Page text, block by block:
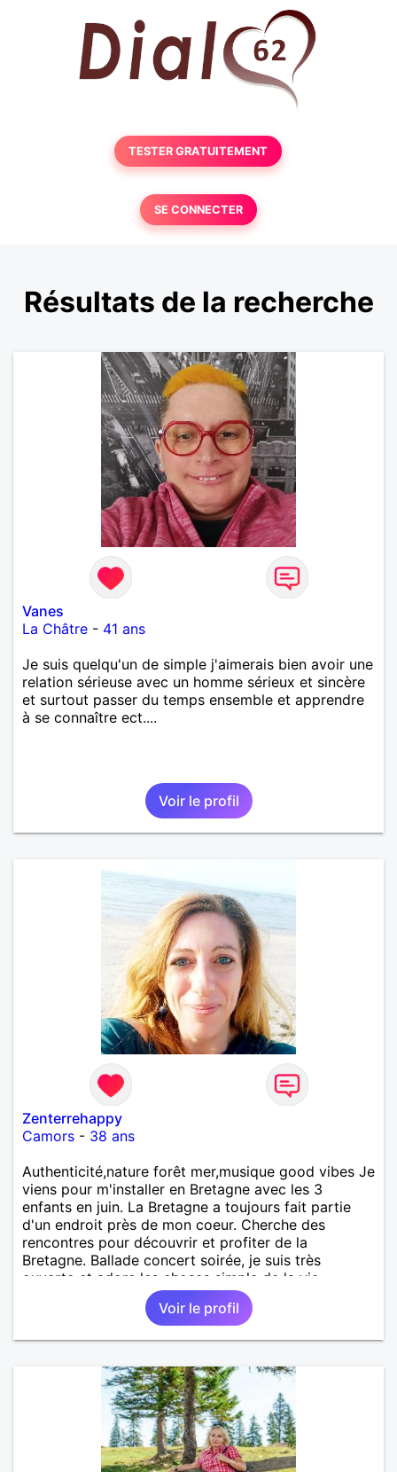
TESTER GRATUITEMENT
SE CONNECTER
Résultats de la recherche
Vanes
La Châtre - 41 ans
Je suis quelqu'un de simple j'aimerais bien avoir une
relation sérieuse avec un homme sérieux et sincère
et surtout passer du temps ensemble et apprendre
à se connaître ect....
Voir le profil
Zenterrehappy
Camors - 38 ans
Authenticité,nature forêt mer,musique good vibes Je
viens pour m'installer en Bretagne avec les 3
enfants en juin. La Bretagne a toujours fait partie
d'un endroit près de mon coeur. Cherche des
rencontres pour découvrir et profiter de la
Bretagne. Ballade concert soirée, je suis très
ouverte et adore les choses simple de la vie...
Toujours prête à enrichir ma vie....
Voir le profil